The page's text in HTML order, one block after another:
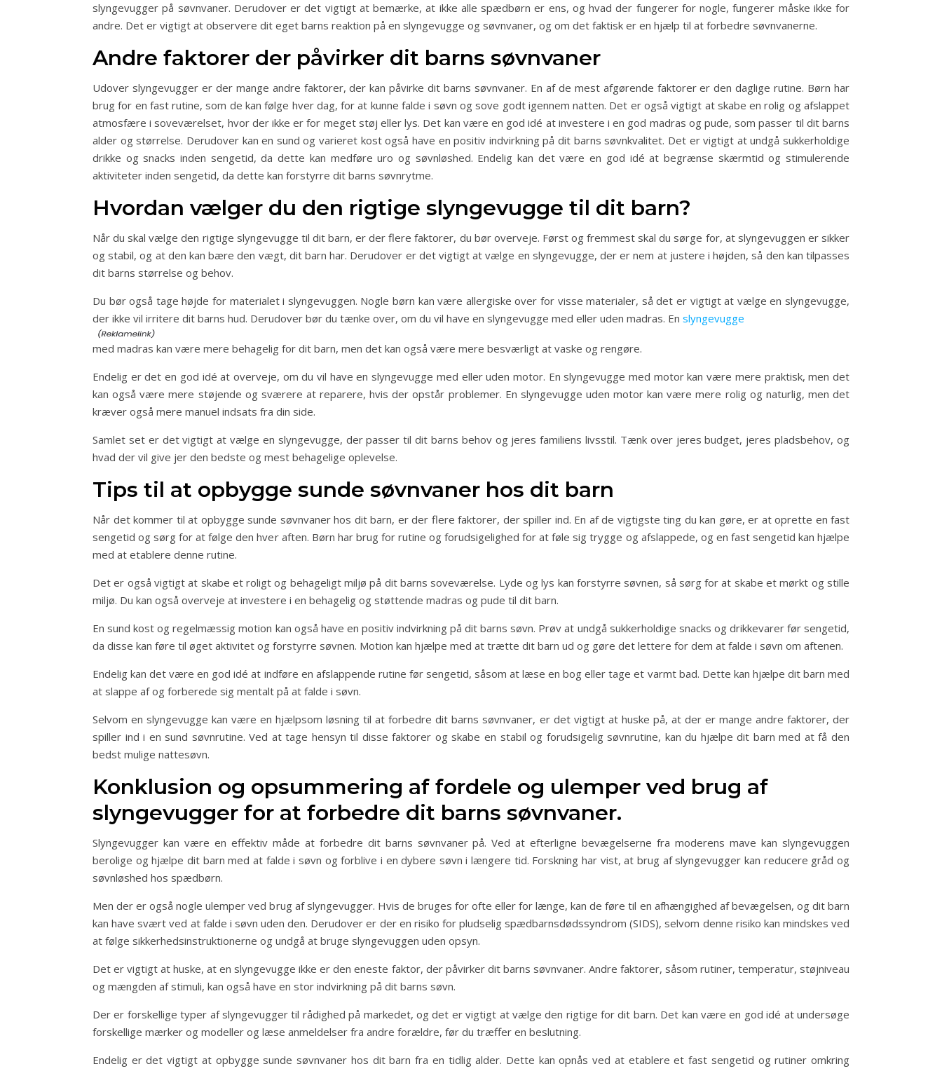
slyngevugger på søvnvaner. Derudover er det vigtigt at bemærke, at ikke alle spædbørn er ens, og hvad der fungerer for nogle, fungerer måske ikke for
andre. Det er vigtigt at observere dit eget barns reaktion på en slyngevugge og søvnvaner, og om det faktisk er en hjælp til at forbedre søvnvanerne.
Andre faktorer der påvirker dit barns søvnvaner
Udover slyngevugger er der mange andre faktorer, der kan påvirke dit barns søvnvaner. En af de mest afgørende faktorer er den daglige rutine. Børn har
brug for en fast rutine, som de kan følge hver dag, for at kunne falde i søvn og sove godt igennem natten. Det er også vigtigt at skabe en rolig og afslappet
atmosfære i soveværelset, hvor der ikke er for meget støj eller lys. Det kan være en god idé at investere i en god madras og pude, som passer til dit barns
alder og størrelse. Derudover kan en sund og varieret kost også have en positiv indvirkning på dit barns søvnkvalitet. Det er vigtigt at undgå sukkerholdige
drikke og snacks inden sengetid, da dette kan medføre uro og søvnløshed. Endelig kan det være en god idé at begrænse skærmtid og stimulerende
aktiviteter inden sengetid, da dette kan forstyrre dit barns søvnrytme.
Hvordan vælger du den rigtige slyngevugge til dit barn?
Når du skal vælge den rigtige slyngevugge til dit barn, er der flere faktorer, du bør overveje. Først og fremmest skal du sørge for, at slyngevuggen er sikker
og stabil, og at den kan bære den vægt, dit barn har. Derudover er det vigtigt at vælge en slyngevugge, der er nem at justere i højden, så den kan tilpasses
dit barns størrelse og behov.
Du bør også tage højde for materialet i slyngevuggen. Nogle børn kan være allergiske over for visse materialer, så det er vigtigt at vælge en slyngevugge,
der ikke vil irritere dit barns hud. Derudover bør du tænke over, om du vil have en slyngevugge med eller uden madras. En slyngevugge
med madras kan være mere behagelig for dit barn, men det kan også være mere besværligt at vaske og rengøre.
Endelig er det en god idé at overveje, om du vil have en slyngevugge med eller uden motor. En slyngevugge med motor kan være mere praktisk, men det
kan også være mere støjende og sværere at reparere, hvis der opstår problemer. En slyngevugge uden motor kan være mere rolig og naturlig, men det
kræver også mere manuel indsats fra din side.
Samlet set er det vigtigt at vælge en slyngevugge, der passer til dit barns behov og jeres familiens livsstil. Tænk over jeres budget, jeres pladsbehov, og
hvad der vil give jer den bedste og mest behagelige oplevelse.
Tips til at opbygge sunde søvnvaner hos dit barn
Når det kommer til at opbygge sunde søvnvaner hos dit barn, er der flere faktorer, der spiller ind. En af de vigtigste ting du kan gøre, er at oprette en fast
sengetid og sørg for at følge den hver aften. Børn har brug for rutine og forudsigelighed for at føle sig trygge og afslappede, og en fast sengetid kan hjælpe
med at etablere denne rutine.
Det er også vigtigt at skabe et roligt og behageligt miljø på dit barns soveværelse. Lyde og lys kan forstyrre søvnen, så sørg for at skabe et mørkt og stille
miljø. Du kan også overveje at investere i en behagelig og støttende madras og pude til dit barn.
En sund kost og regelmæssig motion kan også have en positiv indvirkning på dit barns søvn. Prøv at undgå sukkerholdige snacks og drikkevarer før sengetid,
da disse kan føre til øget aktivitet og forstyrre søvnen. Motion kan hjælpe med at trætte dit barn ud og gøre det lettere for dem at falde i søvn om aftenen.
Endelig kan det være en god idé at indføre en afslappende rutine før sengetid, såsom at læse en bog eller tage et varmt bad. Dette kan hjælpe dit barn med
at slappe af og forberede sig mentalt på at falde i søvn.
Selvom en slyngevugge kan være en hjælpsom løsning til at forbedre dit barns søvnvaner, er det vigtigt at huske på, at der er mange andre faktorer, der
spiller ind i en sund søvnrutine. Ved at tage hensyn til disse faktorer og skabe en stabil og forudsigelig søvnrutine, kan du hjælpe dit barn med at få den
bedst mulige nattesøvn.
Konklusion og opsummering af fordele og ulemper ved brug af
slyngevugger for at forbedre dit barns søvnvaner.
Slyngevugger kan være en effektiv måde at forbedre dit barns søvnvaner på. Ved at efterligne bevægelserne fra moderens mave kan slyngevuggen
berolige og hjælpe dit barn med at falde i søvn og forblive i en dybere søvn i længere tid. Forskning har vist, at brug af slyngevugger kan reducere gråd og
søvnløshed hos spædbørn.
Men der er også nogle ulemper ved brug af slyngevugger. Hvis de bruges for ofte eller for længe, kan de føre til en afhængighed af bevægelsen, og dit barn
kan have svært ved at falde i søvn uden den. Derudover er der en risiko for pludselig spædbarnsdødssyndrom (SIDS), selvom denne risiko kan mindskes ved
at følge sikkerhedsinstruktionerne og undgå at bruge slyngevuggen uden opsyn.
Det er vigtigt at huske, at en slyngevugge ikke er den eneste faktor, der påvirker dit barns søvnvaner. Andre faktorer, såsom rutiner, temperatur, støjniveau
og mængden af stimuli, kan også have en stor indvirkning på dit barns søvn.
Der er forskellige typer af slyngevugger til rådighed på markedet, og det er vigtigt at vælge den rigtige for dit barn. Det kan være en god idé at undersøge
forskellige mærker og modeller og læse anmeldelser fra andre forældre, før du træffer en beslutning.
Endelig er det vigtigt at opbygge sunde søvnvaner hos dit barn fra en tidlig alder. Dette kan opnås ved at etablere et fast sengetid og rutiner omkring